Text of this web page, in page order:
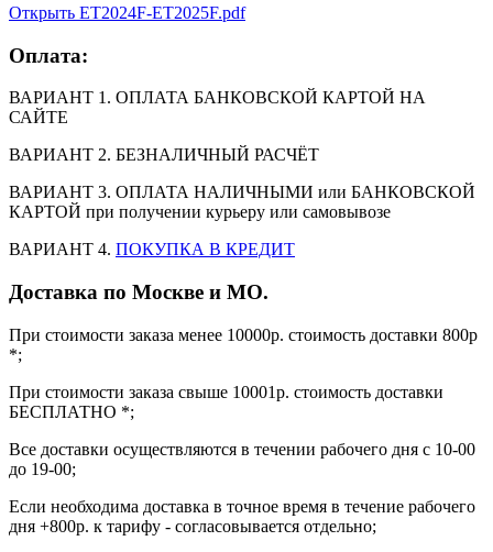
Открыть ET2024F-ET2025F.pdf
Оплата:
ВАРИАНТ 1. ОПЛАТА БАНКОВСКОЙ КАРТОЙ НА
САЙТЕ
ВАРИАНТ 2. БЕЗНАЛИЧНЫЙ РАСЧЁТ
ВАРИАНТ 3. ОПЛАТА НАЛИЧНЫМИ или БАНКОВСКОЙ
КАРТОЙ при получении курьеру или самовывозе
ВАРИАНТ 4. ПОКУПКА В КРЕДИТ
Доставка по Москве и МО.
При стоимости заказа менее 10000р. стоимость доставки 800р
*;
При стоимости заказа свыше 10001р. стоимость доставки
БЕСПЛАТНО *;
Все доставки осуществляются в течении рабочего дня с 10-00
до 19-00;
Если необходима доставка в точное время в течение рабочего
дня +800р. к тарифу - согласовывается отдельно;